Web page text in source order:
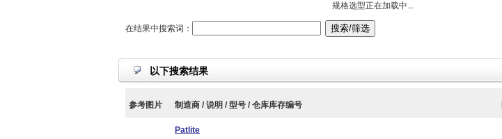
规格选型正在加载中...
在结果中搜索词：
以下搜索结果
参考图片 制造商 / 说明 / 型号 / 仓库库存编号
Patlite